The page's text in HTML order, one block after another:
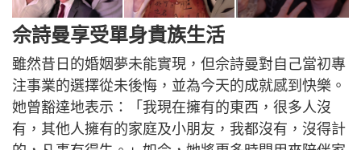
佘詩曼享受單身貴族生活
雖然昔日的婚姻夢未能實現，但佘詩曼對自己當初專
注事業的選擇從未後悔，並為今天的成就感到快樂。
她曾豁達地表示：「我現在擁有的東西，很多人沒
有，其他人擁有的家庭及小朋友，我都沒有，沒得計